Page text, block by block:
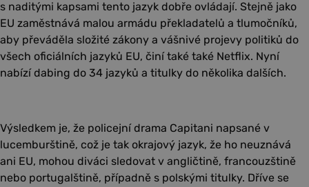
s naditými kapsami tento jazyk dobře ovládají. Stejně jako
EU zaměstnává malou armádu překladatelů a tlumočníků,
aby převáděla složité zákony a vášnivé projevy politiků do
všech oficiálních jazyků EU, činí také také Netflix. Nyní
nabízí dabing do 34 jazyků a titulky do několika dalších.
Výsledkem je, že policejní drama Capitani napsané v
lucemburštině, což je tak okrajový jazyk, že ho neuznává
ani EU, mohou diváci sledovat v angličtině, francouzštině
nebo portugalštině, případně s polskými titulky. Dříve se